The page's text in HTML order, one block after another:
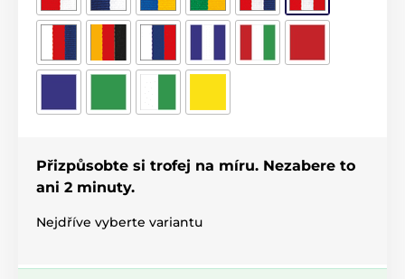
Přizpůsobte si trofej na míru. Nezabere to
ani 2 minuty.
Nejdříve vyberte variantu